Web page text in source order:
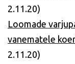
2.11.20)
Loomade
vanematele
2.11.20)